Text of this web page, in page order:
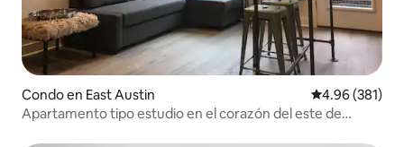
Condo en East Austin Calificación
4.96 (381)
Apartamento tipo estudio en el corazón del este de